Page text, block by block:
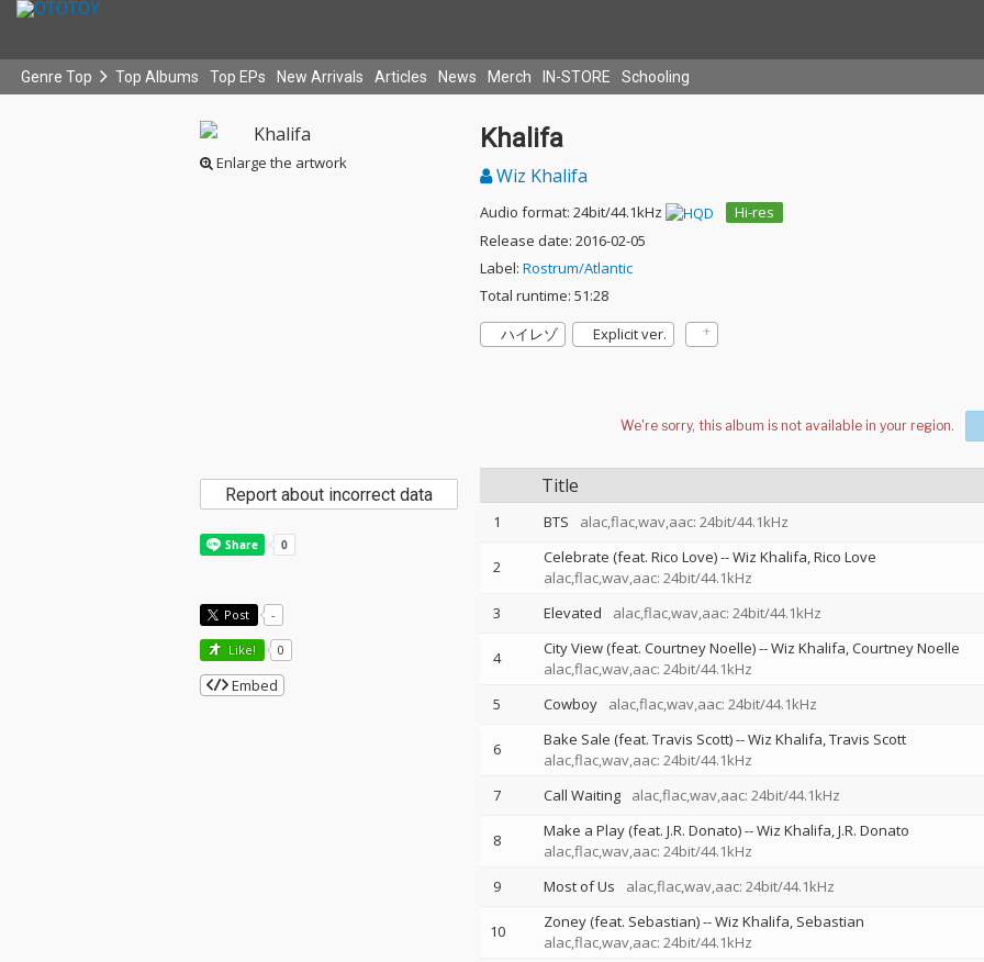
Genre Top Top Albums Top EPs New Arrivals Articles News Merch IN-STORE Schooling
Enlarge the artwork
Khalifa
Wiz Khalifa
Audio format: 24bit/44.1kHz
Hi-res
Release date: 2016-02-05
Label: Rostrum/Atlantic
Total runtime: 51:28
ハイレゾ
Explicit ver.
Title
1 BTS alac,flac,wav,aac: 24bit/44.1kHz
2 Celebrate (feat. Rico Love)--Wiz Khalifa Rico Love
alac,flac,wav,aac: 24bit/44.1kHz
3 Elevated alac,flac,wav,aac: 24bit/44.1kHz
4 City View (feat. Courtney Noelle)--Wiz Khalifa Courtney Noelle
alac,flac,wav,aac: 24bit/44.1kHz
5 Cowboy alac,flac,wav,aac: 24bit/44.1kHz
6 Bake Sale (feat. Travis Scott)--Wiz Khalifa Travis Scott
alac,flac,wav,aac: 24bit/44.1kHz
7 Call Waiting alac,flac,wav,aac: 24bit/44.1kHz
8 Make a Play (feat. J.R. Donato)--Wiz Khalifa J.R. Donato
alac,flac,wav,aac: 24bit/44.1kHz
9 Most of Us alac,flac,wav,aac: 24bit/44.1kHz
10 Zoney (feat. Sebastian)--Wiz Khalifa Sebastian
alac,flac,wav,aac: 24bit/44.1kHz
Report about incorrect data
Post -
Like! 0
Embed